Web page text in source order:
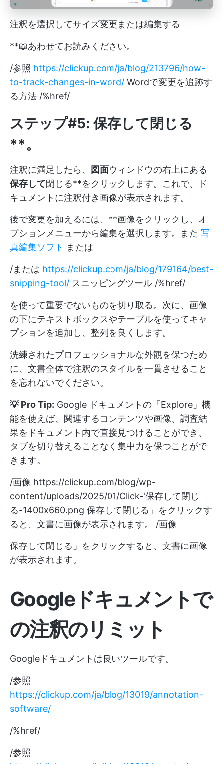
注釈を選択してサイズ変更または編集する
**📖あわせてお読みください。
/参照 https://clickup.com/ja/blog/213796/how-
to-track-changes-in-word/ Wordで変更を追跡す
る方法 /%href/
ステップ#5: 保存して閉じる
**。
注釈に満足したら、 図面ウィンドウの右上にある
保存して閉じる**をクリックします。これで、ド
キュメントに注釈付き画像が表示されます。
後で変更を加えるには、**画像をクリックし、オ
プションメニューから編集を選択します。また 写
真編集ソフト
または
/または https://clickup.com/ja/blog/179164/best-
snipping-tool/ スニッピングツール /%href/
を使って重要でないものを切り取る。次に、画像
の下にテキストボックスやテーブルを使ってキャ
プションを追加し、整列を良くします。
洗練されたプロフェッショナルな外観を保つため
に、文書全体で注釈のスタイルを一貫させること
を忘れないでください。
💡 Pro Tip: Google ドキュメントの「Explore」機
能を使えば、関連するコンテンツや画像、調査結
果をドキュメント内で直接見つけることができ、
タブを切り替えることなく集中力を保つことがで
きます。
/画像 https://clickup.com/blog/wp-
content/uploads/2025/01/Click-'保存して閉じ
る-1400x660.png 保存して閉じる」をクリックす
ると、文書に画像が表示されます。 /画像
保存して閉じる」をクリックすると、文書に画像
が表示されます。
Googleドキュメントで
の注釈のリミット
Googleドキュメントは良いツールです。
/参照
https://clickup.com/ja/blog/13019/annotation-
software/
/%href/
/参照